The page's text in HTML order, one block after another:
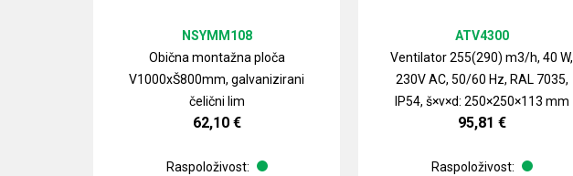
Obična montažna ploča
V1000xŠ800mm, galvanizirani
čelični lim
NSYMM108
62,10 €
Raspoloživost:
Ventilator 255(290) m3/h, 40 W,
230V AC, 50/60 Hz, RAL 7035,
IP54, š×v×d: 250×250×113 mm
ATV4300
95,81 €
Raspoloživost: